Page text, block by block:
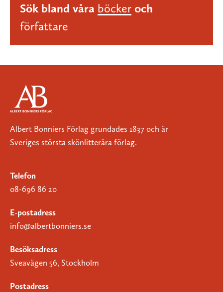
Sök bland våra böcker och
författare
Albert Bonniers Förlag grundades 1837 och är
Sveriges största skönlitterära förlag.
Telefon
08-696 86 20
E-postadress
info@albertbonniers.se
Besöksadress
Sveavägen 56, Stockholm
Postadress